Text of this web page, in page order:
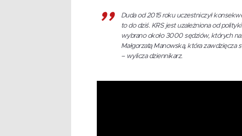
Duda od 2015 roku uczestniczył
to do dziś. KRS jest uzależniona od
wybrano około 3000 sędziów, których
Małgorzatą Manowską, która zawdzięcza
– wylicza dziennikarz.